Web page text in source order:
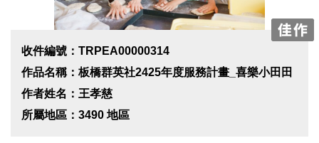
收件編號：TRPEA00000314
作品名稱：板橋群英社2425年度服務計畫_喜樂小田田
作者姓名：王孝慈
所屬地區：3490 地區